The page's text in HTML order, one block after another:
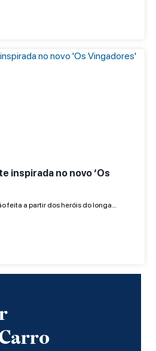
inspirada no novo ‘Os
feita a partir dos heróis do longa…